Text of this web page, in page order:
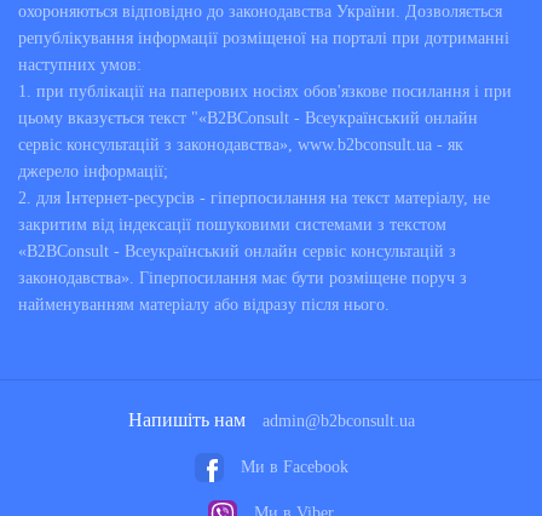
охороняються відповідно до законодавства України. Дозволяється
републікування інформації розміщеної на порталі при дотриманні
наступних умов:
1. при публікації на паперових носіях обов'язкове посилання і при
цьому вказується текст "«B2BConsult - Всеукраїнський онлайн
сервіс консультацій з законодавства», www.b2bconsult.ua - як
джерело інформації;
2. для Інтернет-ресурсів - гіперпосилання на текст матеріалу, не
закритим від індексації пошуковими системами з текстом
«B2BConsult - Всеукраїнський онлайн сервіс консультацій з
законодавства». Гіперпосилання має бути розміщене поруч з
найменуванням матеріалу або відразу після нього.
Напишіть нам admin@b2bconsult.ua
Ми в Facebook